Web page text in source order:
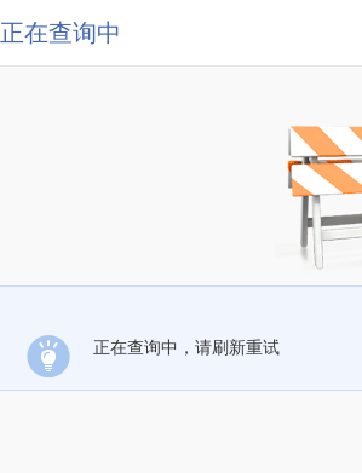
正在查询中
正在查询中，请刷新重试